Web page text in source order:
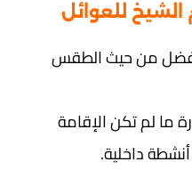
للعوائل
من حيث الطقس
ما لم تكن الإقامة
داخلية.